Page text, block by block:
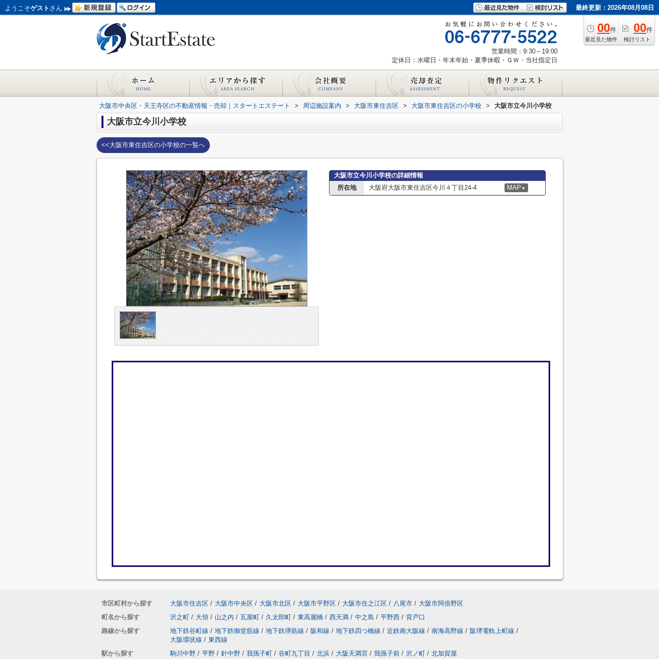
ようこそゲスト さん 最終更新：2026年08月08日
00件
最近見た物件
00件
検討リスト
営業時間：9:30～19:00
定休日：水曜日・年末年始・夏季休暇・ＧＷ・当社指定日
大阪市中央区・天王寺区の不動産情報・売却｜スタートエステート > 周辺施設案内 > 大阪市東住吉区 > 大阪市東住吉区の小学校 > 大阪市立今川小学校
大阪市立今川小学校
<<大阪市東住吉区の小学校の一覧へ
大阪市立今川小学校の詳細情報
所在地
大阪府大阪市東住吉区今川４丁目24-4 MAP ▼
市区町村から探す 大阪市住吉区 / 大阪市中央区 / 大阪市北区 / 大阪市平野区 / 大阪市住之江区 / 八尾市 / 大阪市阿倍野区
町名から探す
沢之町 / 大領 / 山之内 / 瓦屋町 / 久太郎町 / 東高麗橋 / 西天満 / 中之島 / 平野西 / 背戸口
路線から探す
地下鉄谷町線 / 地下鉄御堂筋線 / 地下鉄堺筋線 / 阪和線 / 地下鉄四つ橋線 / 近鉄南大阪線 / 南海高野線 / 阪堺電軌上町線 /
大阪環状線 / 東西線
駅から探す
駒川中野 / 平野 / 針中野 / 我孫子町 / 谷町九丁目 / 北浜 / 大阪天満宮 / 我孫子前 / 沢ノ町 / 北加賀屋